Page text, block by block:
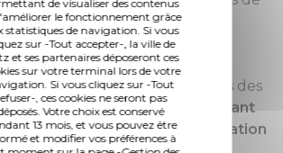
de visualiser des contenus
le fonctionnement grâce
statistiques de navigation. Si vous
sur -Tout accepter-, la ville de
et ses partenaires déposeront ces
sur votre terminal lors de votre
Si vous cliquez sur -Tout
, ces cookies ne seront pas
Votre choix est conservé
13 mois, et vous pouvez être
et modifier vos préférences à
tels que l’accès à
ou la santé.L’UNICEF
dans plus de 190 pays et
protéger et faire valoir les droits des
les plus vulnérables.
En tant
disponibilité, votre motivation